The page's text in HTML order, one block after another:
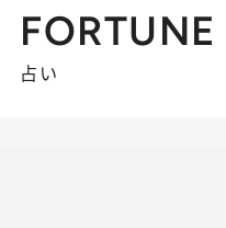
FORTUNE
占い